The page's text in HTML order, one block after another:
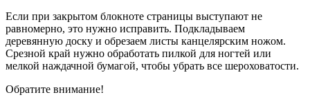
Если при закрытом блокноте страницы выступают не
равномерно, это нужно исправить. Подкладываем
деревянную доску и обрезаем листы канцелярским ножом.
Срезной край нужно обработать пилкой для ногтей или
мелкой наждачной бумагой, чтобы убрать все шероховатости.
Обратите внимание!